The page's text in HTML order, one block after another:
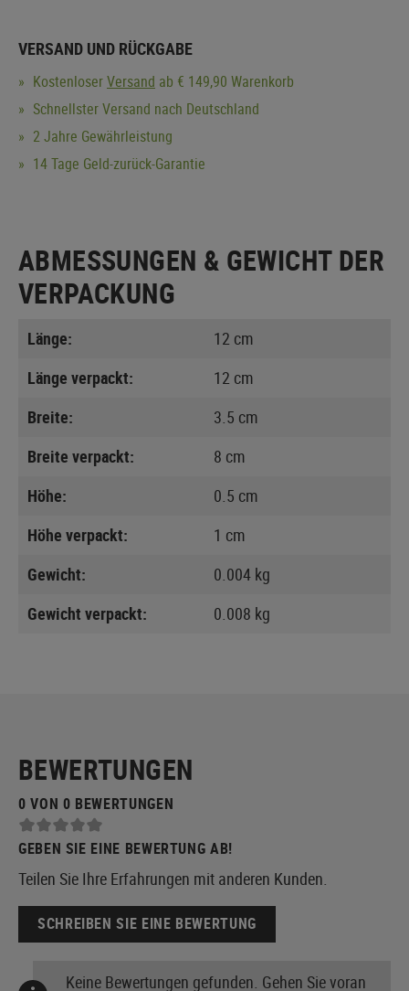
VERSAND UND RÜCKGABE
KostenloserVersand ab € 149,90 Warenkorb
Schnellster Versand nach Deutschland
2 Jahre Gewährleistung
14 Tage Geld-zurück-Garantie
ABMESSUNGEN & GEWICHT DER
VERPACKUNG
Länge:
12 cm
Länge verpackt:
12 cm
Breite:
3.5 cm
Breite verpackt:
8 cm
Höhe:
0.5 cm
Höhe verpackt:
1 cm
Gewicht:
0.004 kg
Gewicht verpackt:
0.008 kg
BEWERTUNGEN
0 VON 0 BEWERTUNGEN
GEBEN SIE EINE BEWERTUNG AB!
Teilen Sie Ihre Erfahrungen mit anderen Kunden.
SCHREIBEN SIE EINE BEWERTUNG
Keine Bewertungen gefunden. Gehen Sie voran